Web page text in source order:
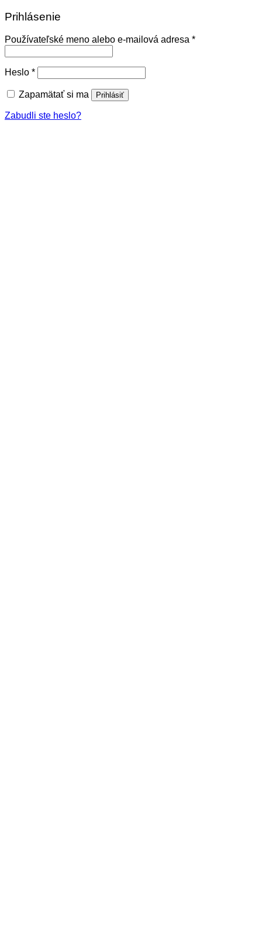
Prihlásenie
Používateľské meno alebo e-mailová adresa *Povinné
Heslo *Povinné
Zapamätať si ma Prihlásiť
Zabudli ste heslo?